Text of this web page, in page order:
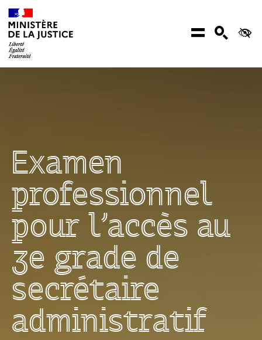
Aller au contenu
Menu
Examen
professionnel
pour l’accès au
3e grade de
secrétaire
administratif